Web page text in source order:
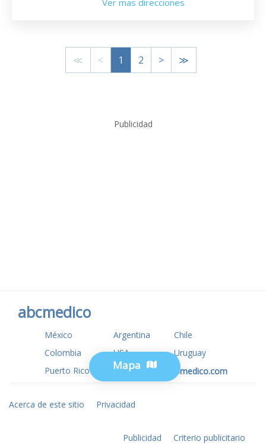
≪ < 1 2 > ≫
Mapa
Publicidad
abcmedico
México Argentina
Chile
Colombia
USA
Uruguay
Puerto Rico
www.tuotromedico.com
Acerca de este sitio Privacidad
Publicidad Criterio publicitario